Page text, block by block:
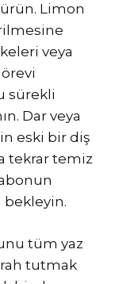
Limon
veya
sürekli
Dar veya
eski bir diş
tekrar temiz
bekleyin.
tüm yaz
tutmak